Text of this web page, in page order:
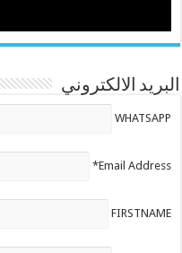
البريد الالكتروني
WHATSAPP
Email Address*
FIRSTNAME